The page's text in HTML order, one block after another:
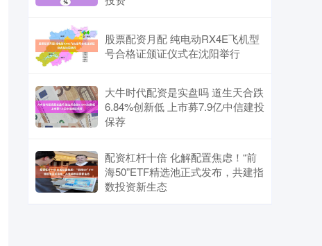
股票配资月配 纯电动RX4E飞机型
号合格证颁证仪式在沈阳举行
大牛时代配资是实盘吗 道生天合跌
6.84%创新低 上市募7.9亿中信建投
保荐
配资杠杆十倍 化解配置焦虑！“前
海50”ETF精选池正式发布，共建指
数投资新生态